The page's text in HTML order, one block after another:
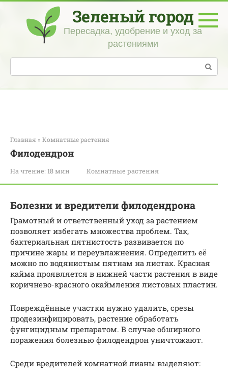
Перейти
контенту
Зеленый город
Пересадка, удобрение и уход за
растениями
Поиск:
Главная » Комнатные растения
Филодендрон
На чтение: 18 мин Комнатные растения
Болезни и вредители филодендрона
Грамотный и ответственный уход за растением
позволяет избегать множества проблем. Так,
бактериальная пятнистость развивается по
причине жары и переувлажнения. Определить её
можно по водянистым пятнам на листах. Красная
кайма проявляется в нижней части растения в виде
коричнево-красного окаймления листовых пластин.
Повреждённые участки нужно удалить, срезы
продезинфицировать, растение обработать
фунгицидным препаратом. В случае обширного
поражения болезнью филодендрон уничтожают.
Среди вредителей комнатной лианы выделяют: